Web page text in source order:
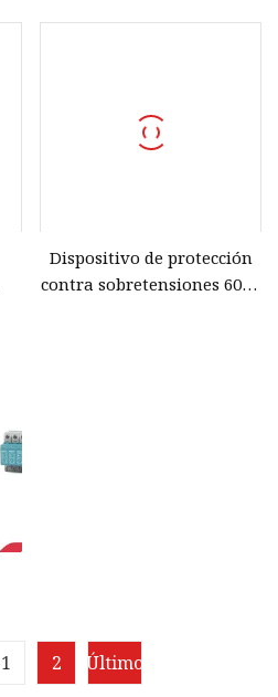
Dispositivo de protección
contra sobretensiones 60ka
1 2 Último